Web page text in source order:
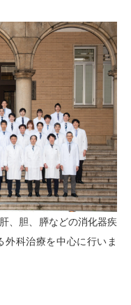
、胆、膵などの消化器疾
科治療を中心に行いま